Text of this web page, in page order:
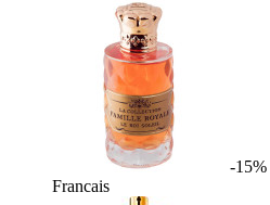
-15%
Francais